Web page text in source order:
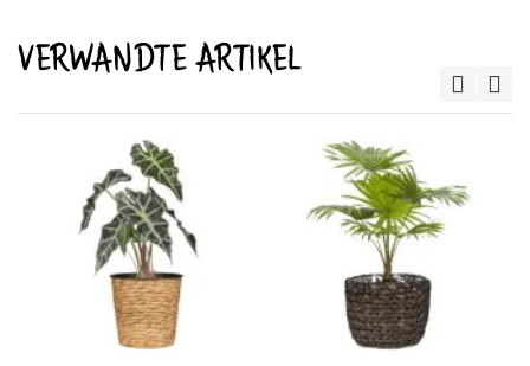
VERWANDTE ARTIKEL